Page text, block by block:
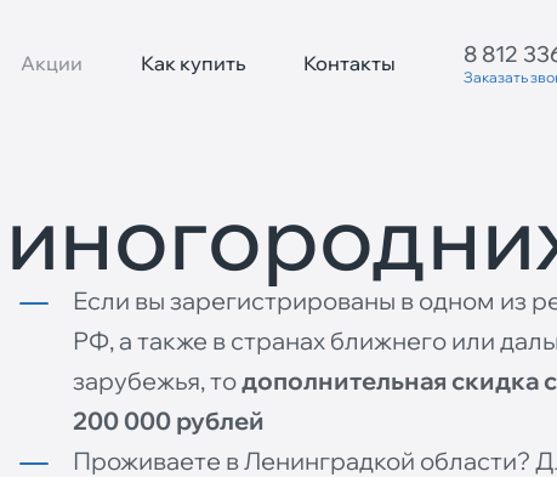
Акции Как купить Контакты 8 812
Заказать
Если вы зарегистрированы в одном из
РФ, а также в странах ближнего или
зарубежья, тодополнительная скидка
200 000 рублей
Проживаете в Ленинградкой области?